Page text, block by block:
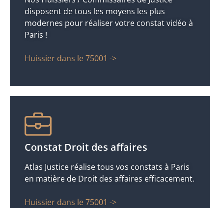
disposent de tous les moyens les plus
modernes pour réaliser votre constat vidéo à
Paris !
Huissier dans le 75001 ->
Constat Droit des affaires
Atlas Justice réalise tous vos constats à Paris
en matière de Droit des affaires efficacement.
Huissier dans le 75001 ->